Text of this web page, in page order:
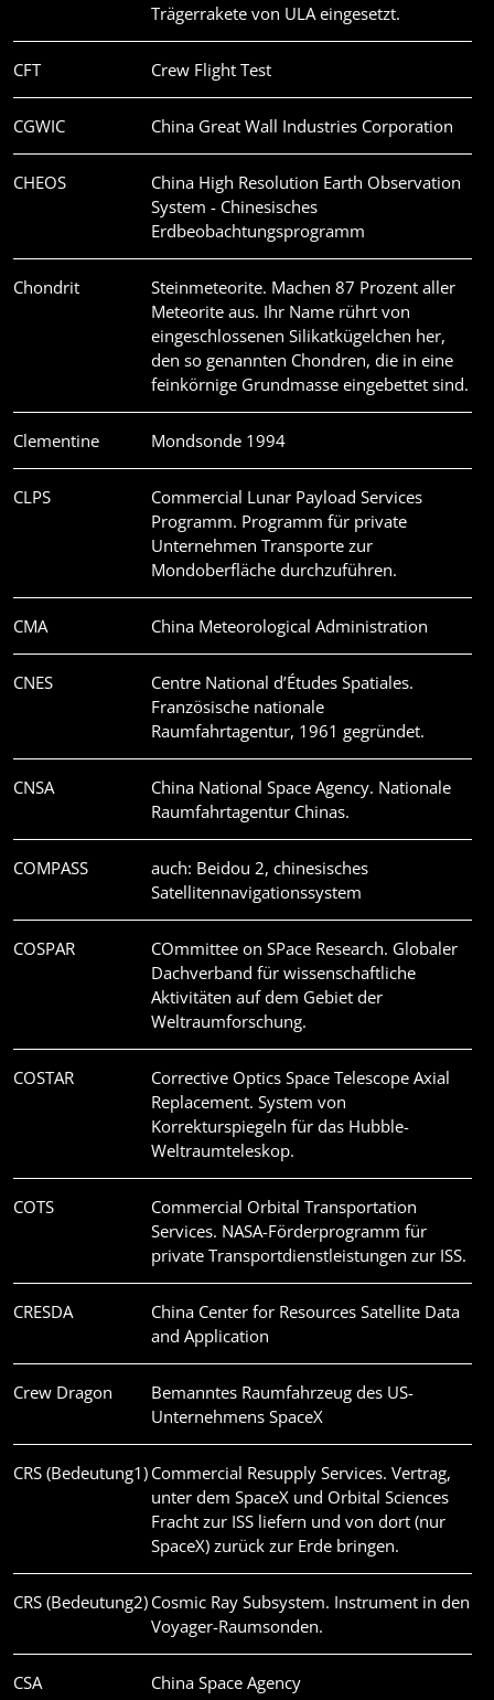
Trägerrakete von ULA eingesetzt.
CFT Crew Flight Test
CGWIC China Great Wall Industries Corporation
CHEOS
China High Resolution Earth Observation
System - Chinesisches
Erdbeobachtungsprogramm
Chondrit
Steinmeteorite. Machen 87 Prozent aller
Meteorite aus. Ihr Name rührt von
eingeschlossenen Silikatkügelchen her,
den so genannten Chondren, die in eine
feinkörnige Grundmasse eingebettet sind.
Clementine Mondsonde 1994
CLPS
Commercial Lunar Payload Services
Programm. Programm für private
Unternehmen Transporte zur
Mondoberfläche durchzuführen.
CMA China Meteorological Administration
CNES
Centre National d’Études Spatiales.
Französische nationale
Raumfahrtagentur, 1961 gegründet.
CNSA
China National Space Agency. Nationale
Raumfahrtagentur Chinas.
COMPASS
auch: Beidou 2, chinesisches
Satellitennavigationssystem
COSPAR
COmmittee on SPace Research. Globaler
Dachverband für wissenschaftliche
Aktivitäten auf dem Gebiet der
Weltraumforschung.
COSTAR
Corrective Optics Space Telescope Axial
Replacement. System von
Korrekturspiegeln für das Hubble-
Weltraumteleskop.
COTS
Commercial Orbital Transportation
Services. NASA-Förderprogramm für
private Transportdienstleistungen zur ISS.
CRESDA
China Center for Resources Satellite Data
and Application
Crew Dragon
Bemanntes Raumfahrzeug des US-
Unternehmens SpaceX
CRS (Bedeutung1) Commercial Resupply Services. Vertrag,
unter dem SpaceX und Orbital Sciences
Fracht zur ISS liefern und von dort (nur
SpaceX) zurück zur Erde bringen.
CRS (Bedeutung2) Cosmic Ray Subsystem. Instrument in den
Voyager-Raumsonden.
CSA China Space Agency